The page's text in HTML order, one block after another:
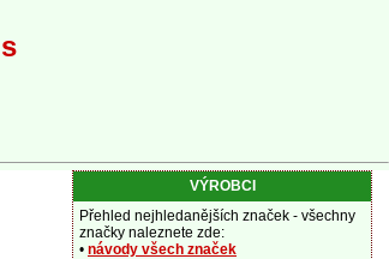
VÝROBCI
Přehled nejhledanějších značek - všechny
značky naleznete zde:
• návody všech značek